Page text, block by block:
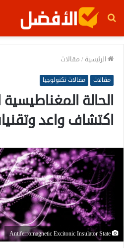
بحث
الرئيسية / مقالات
مقالات مقالات تكنولوجيا
الحالة
اكتشاف واعد